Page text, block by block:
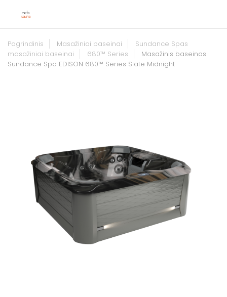
Pagrindinis Masažiniai baseinai
Sundance Spas
masažiniai baseinai
680™ Series
Masažinis baseinas
Sundance Spa EDISON 680™ Series Slate Midnight